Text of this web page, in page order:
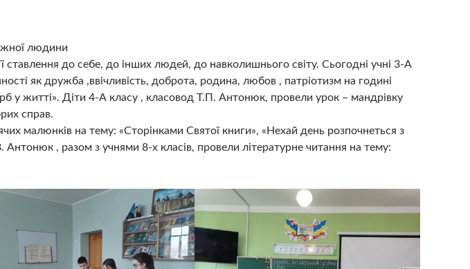
людини
до себе, до інших людей, до навколишнього світу. Сьогодні учні 3-А
як дружба ,ввічливість, доброта, родина, любов , патріотизм на годині
у житті». Діти 4-А класу , класовод Т.П. Антонюк, провели урок – мандрівку
справ.
малюнків на тему: «Сторінками Святої книги», «Нехай день розпочнеться з
, разом з учнями 8-х класів, провели літературне читання на тему: